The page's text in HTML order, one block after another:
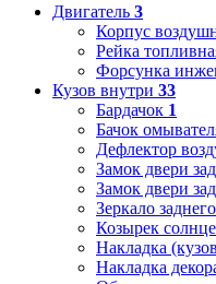
Двигатель 3
Корпус
Рейка
Форсунка
Кузов внутри 33
Бардачок 1
Бачок
Дефлектор
Замок двери
Замок двери
Зеркало
Козырек
Накладка
Накладка